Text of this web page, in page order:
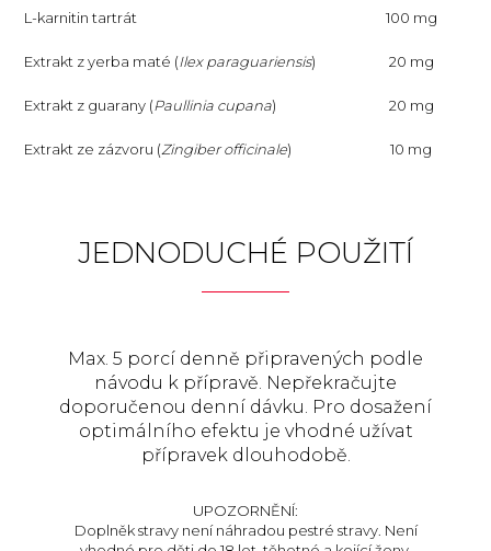
L-karnitin tartrát 100 mg
Extrakt z yerba maté (Ilex paraguariensis) 20 mg
Extrakt z guarany (Paullinia cupana) 20 mg
Extrakt ze zázvoru (Zingiber officinale) 10 mg
JEDNODUCHÉ POUŽITÍ
Max. 5 porcí denně připravených podle
návodu k přípravě. Nepřekračujte
doporučenou denní dávku. Pro dosažení
optimálního efektu je vhodné užívat
přípravek dlouhodobě.
UPOZORNĚNÍ:
Doplněk stravy není náhradou pestré stravy. Není